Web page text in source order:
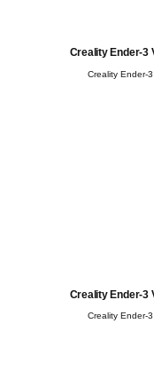
Creality Ender-3
Creality Ender-
Creality Ender-3
Creality Ender-